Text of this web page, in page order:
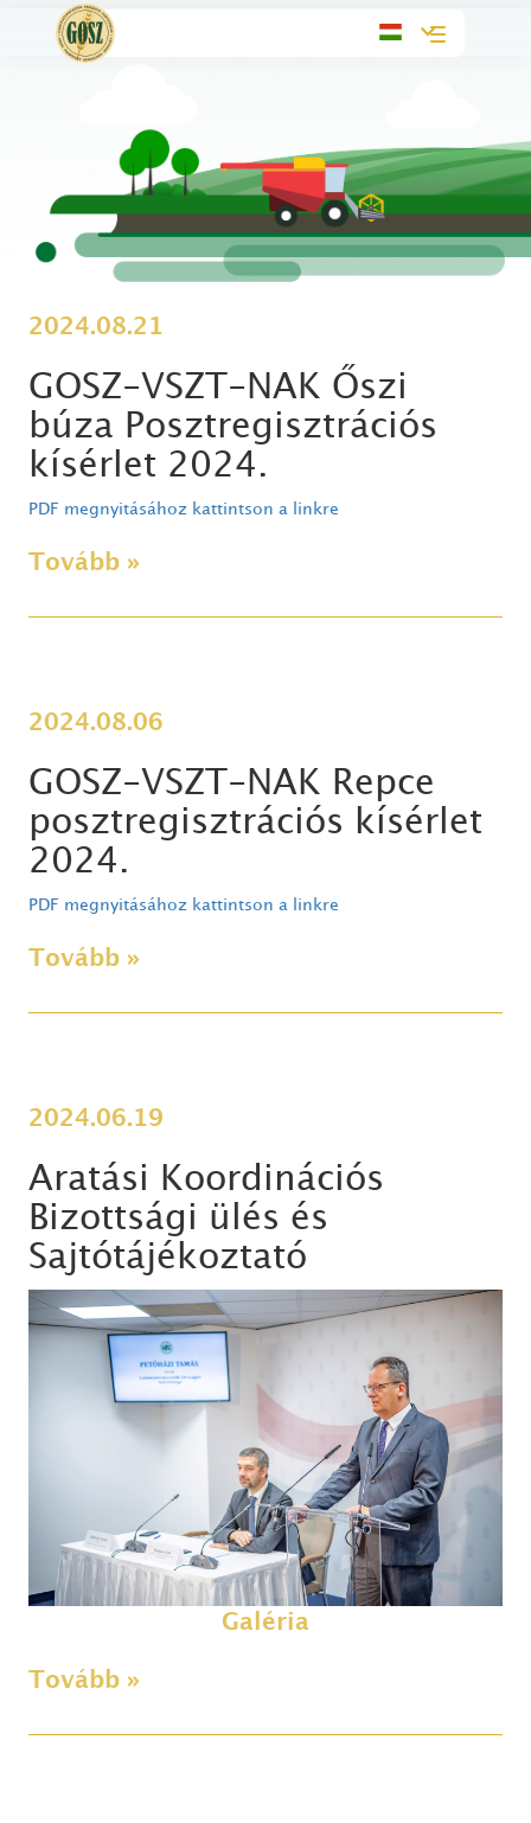
Toggle
2024.08.21
GOSZ-VSZT-NAK Őszi
búza Posztregisztrációs
kísérlet 2024.
PDF megnyitásához kattintson a linkre
Tovább »
2024.08.06
GOSZ-VSZT-NAK Repce
posztregisztrációs kísérlet
2024.
PDF megnyitásához kattintson a linkre
Tovább »
2024.06.19
Aratási Koordinációs
Bizottsági ülés és
Sajtótájékoztató
Galéria
Tovább »